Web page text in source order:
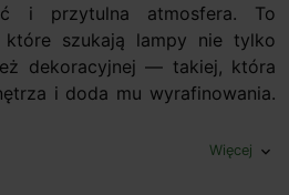
i przytulna atmosfera. To
szukają lampy nie tylko
dekoracyjnej — takiej, która
i doda mu wyrafinowania.
Więcej expand_more